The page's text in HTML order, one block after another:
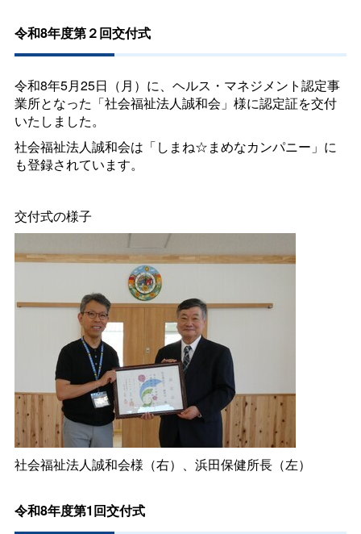
令和8年度第２回交付式
令和8年5月25日（月）に、ヘルス・マネジメント認定事
業所となった「社会福祉法人誠和会」様に認定証を交付
いたしました。
社会福祉法人誠和会は「しまね☆まめなカンパニー」に
も登録されています。
交付式の様子
社会福祉法人誠和会様（右）、浜田保健所長（左）
令和8年度第1回交付式